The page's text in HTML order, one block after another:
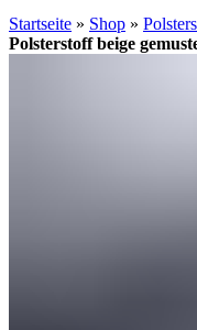
Startseite » Shop »
Polsterstoff beige